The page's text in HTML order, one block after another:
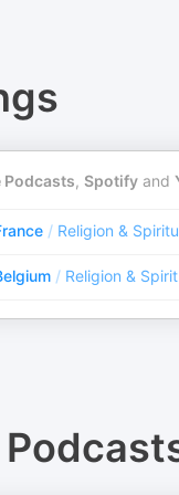
Podcasts, Spotify and
/ Religion &
/ Religion &